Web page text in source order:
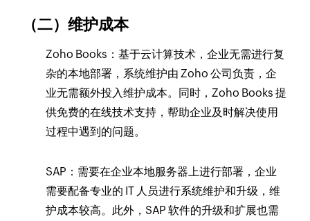
（二）维护成本
Zoho Books：基于云计算技术，企业无需进行复
杂的本地部署，系统维护由 Zoho 公司负责，企
业无需额外投入维护成本。同时，Zoho Books 提
供免费的在线技术支持，帮助企业及时解决使用
过程中遇到的问题。
SAP：需要在企业本地服务器上进行部署，企业
需要配备专业的 IT 人员进行系统维护和升级，维
护成本较高。此外，SAP 软件的升级和扩展也需